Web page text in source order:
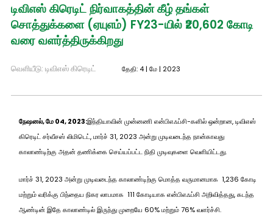
டிவிஎஸ் கிரெடிட் நிர்வாகத்தின் கீழ் தங்கள்
சொத்துக்களை (ஏயுஎம்) FY23-யில் ₹20,602 கோடி
வரை வளர்த்திருக்கிறது
வெளியீடு: டிவிஎஸ் கிரெடிட் தேதி: 4 | மே | 2023
நேஷனல், மே 04, 2023:இந்தியாவின் முன்னணி என்பிஎஃப்சி-களில் ஒன்றான, டிவிஎஸ்
கிரெடிட் சர்வீசஸ் லிமிடெட், மார்ச் 31, 2023 அன்று முடிவடைந்த நான்காவது
காலாண்டிற்கு அதன் தணிக்கை செய்யப்பட்ட நிதி முடிவுகளை வெளியிட்டது.
மார்ச் 31, 2023 அன்று முடிவடைந்த காலாண்டிற்கு மொத்த வருமானமாக ₹ 1,236 கோடி
மற்றும் வரிக்கு பிந்தைய நிகர லாபமாக ₹ 111 கோடியாக என்பிஎஃப்சி அறிவித்தது, கடந்த
ஆண்டின் இதே காலாண்டில் இருந்து முறையே 60% மற்றும் 76% வளர்ச்சி.